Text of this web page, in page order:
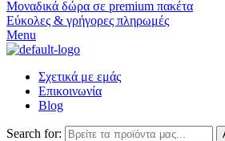
Μοναδικά δώρα σε premium πακέτα
Εύκολες & γρήγορες πληρωμές
Menu
Σχετικά με εμάς
Επικοινωνία
Blog
Search for: